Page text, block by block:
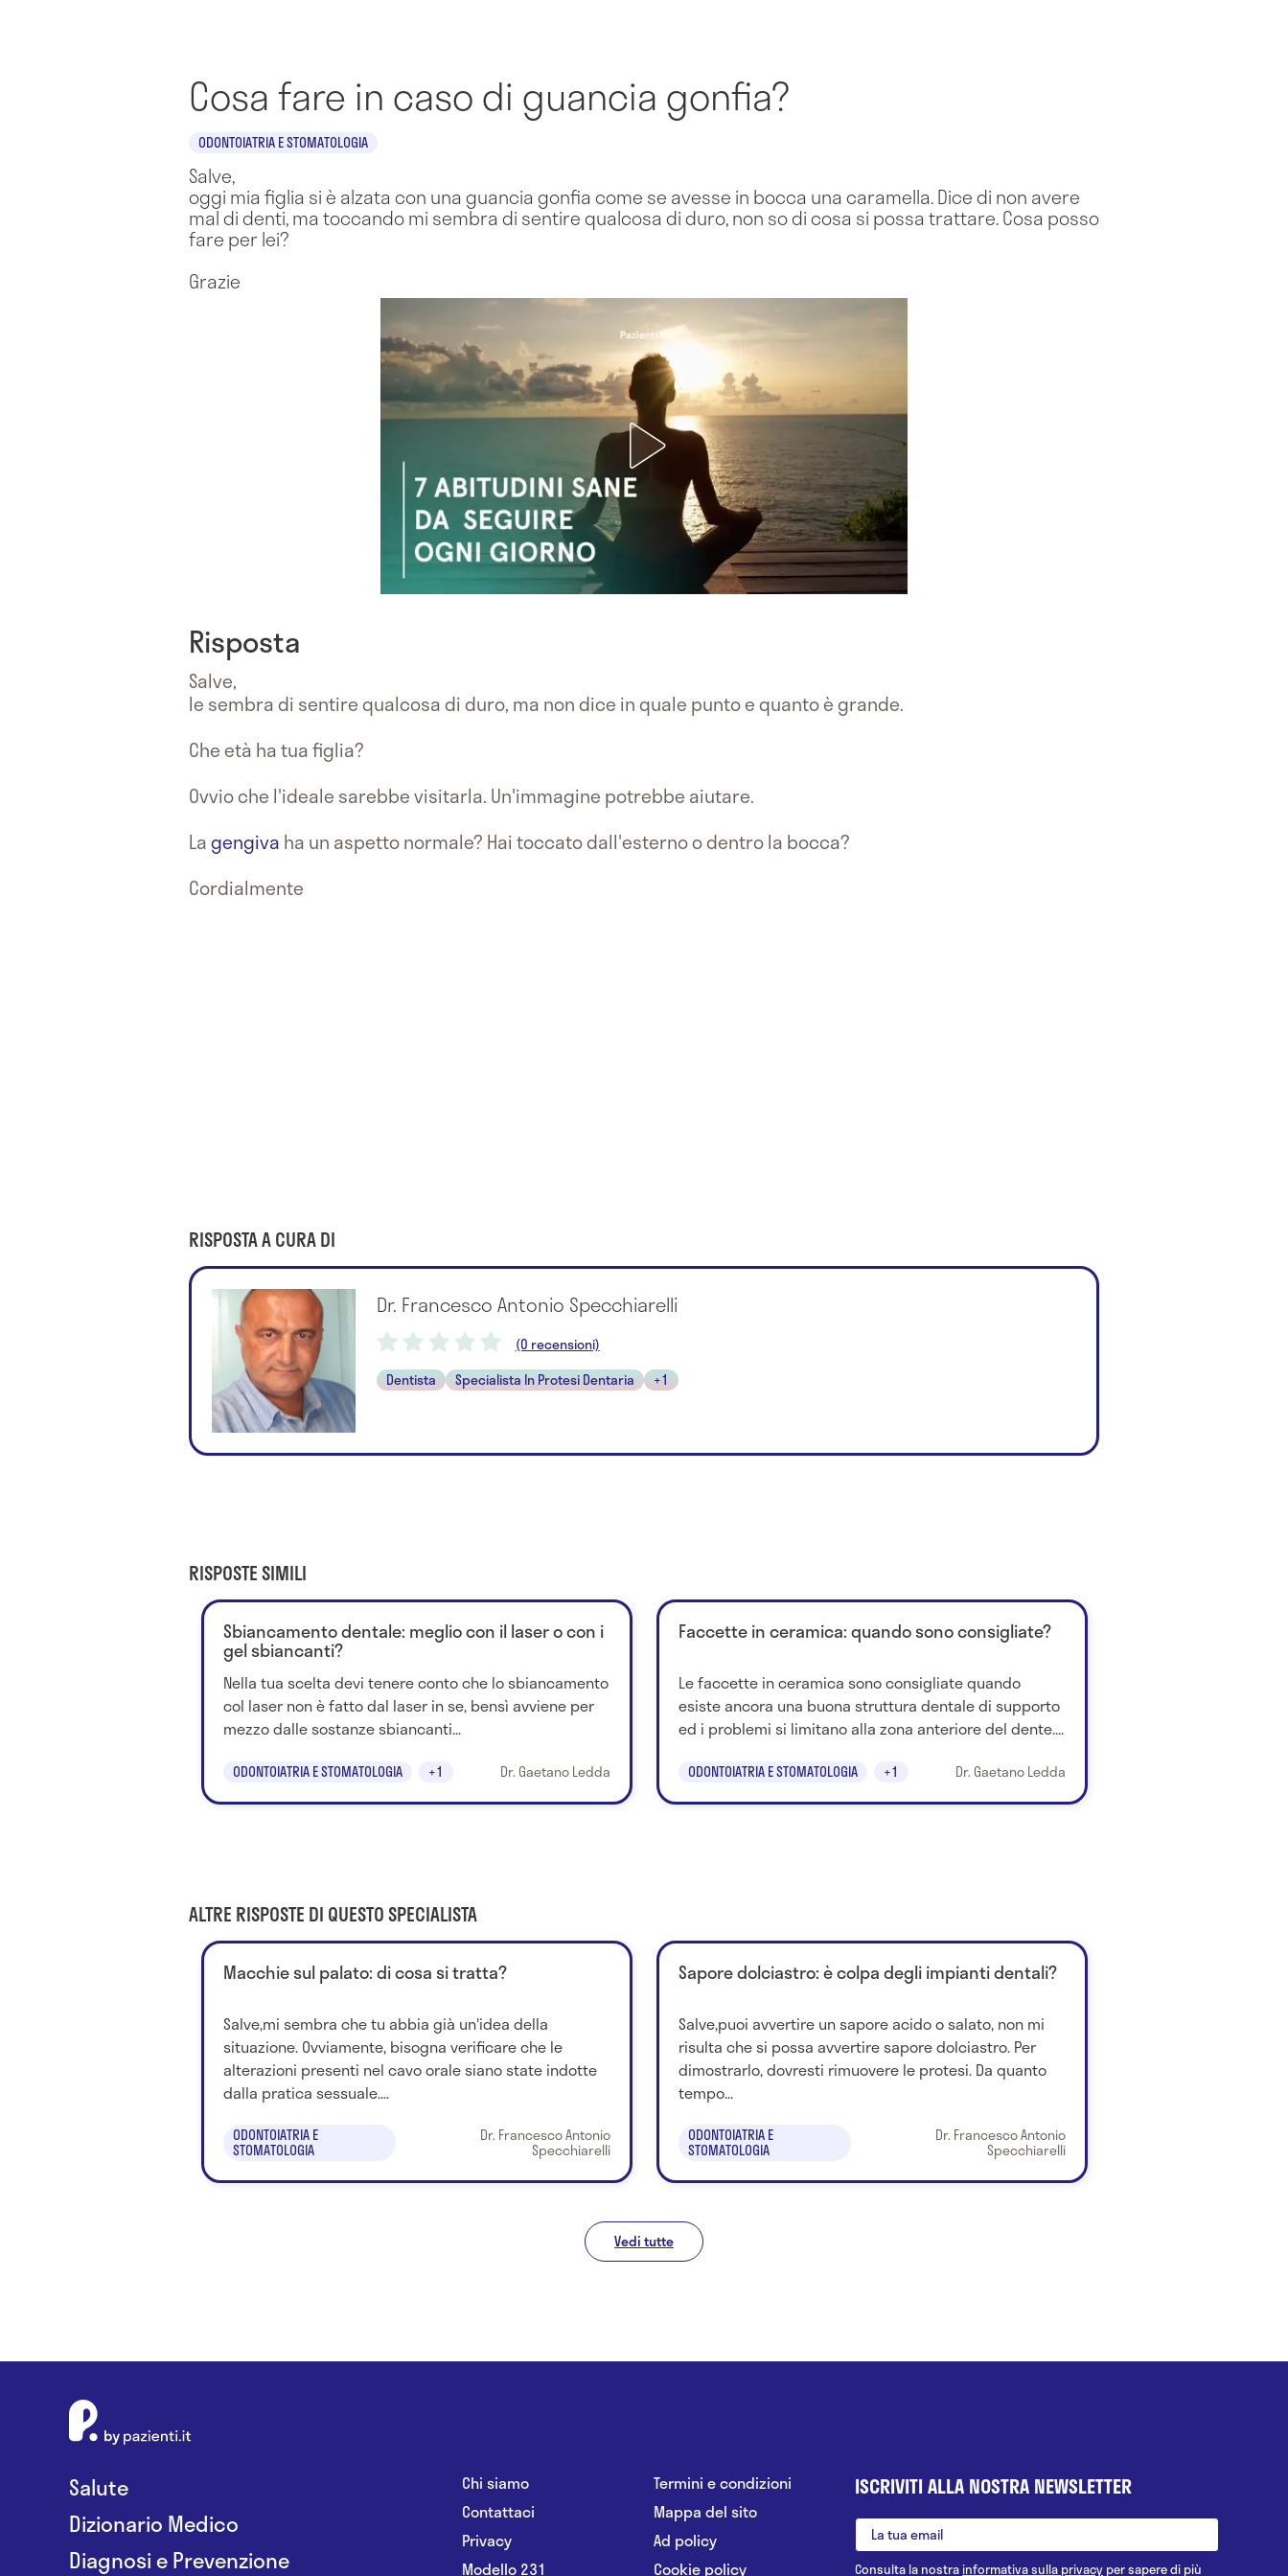
Cosa fare in caso di guancia gonfia?
ODONTOIATRIA E STOMATOLOGIA
Salve,
oggi mia figlia si è alzata con una guancia gonfia come se avesse in bocca una caramella. Dice di non avere
mal di denti, ma toccando mi sembra di sentire qualcosa di duro, non so di cosa si possa trattare. Cosa posso
fare per lei?
Grazie
Risposta
Salve,
le sembra di sentire qualcosa di duro, ma non dice in quale punto e quanto è grande.
Che età ha tua figlia?
Ovvio che l'ideale sarebbe visitarla. Un'immagine potrebbe aiutare.
Lagengiva ha un aspetto normale? Hai toccato dall'esterno o dentro la bocca?
Cordialmente
RISPOSTA A CURA DI
Dr. Francesco Antonio Specchiarelli
(0 recensioni)
Dentista
Specialista In Protesi Dentaria +1
RISPOSTE SIMILI
Sbiancamento dentale: meglio con il laser o con i
gel sbiancanti?
Nella tua scelta devi tenere conto che lo sbiancamento
col laser non è fatto dal laser in se, bensì avviene per
mezzo dalle sostanze sbiancanti...
ODONTOIATRIA E STOMATOLOGIA +1 Dr. Gaetano Ledda
Faccette in ceramica: quando sono consigliate?
Le faccette in ceramica sono consigliate quando
esiste ancora una buona struttura dentale di supporto
ed i problemi si limitano alla zona anteriore del dente....
ODONTOIATRIA E STOMATOLOGIA +1 Dr. Gaetano Ledda
ALTRE RISPOSTE DI QUESTO SPECIALISTA
Macchie sul palato: di cosa si tratta?
Salve,mi sembra che tu abbia già un'idea della
situazione. Ovviamente, bisogna verificare che le
alterazioni presenti nel cavo orale siano state indotte
dalla pratica sessuale....
ODONTOIATRIA E
STOMATOLOGIA
Dr. Francesco Antonio
Specchiarelli
Sapore dolciastro: è colpa degli impianti dentali?
Salve,puoi avvertire un sapore acido o salato, non mi
risulta che si possa avvertire sapore dolciastro. Per
dimostrarlo, dovresti rimuovere le protesi. Da quanto
tempo...
ODONTOIATRIA E
STOMATOLOGIA
Dr. Francesco Antonio
Specchiarelli
Vedi tutte
Salute
Dizionario Medico
Diagnosi e Prevenzione
Chi siamo
Contattaci
Privacy
Modello 231
Termini e condizioni
Mappa del sito
Ad policy
Cookie policy
ISCRIVITI ALLA NOSTRA NEWSLETTER
Consulta la nostrainformativa sulla privacy per sapere di più